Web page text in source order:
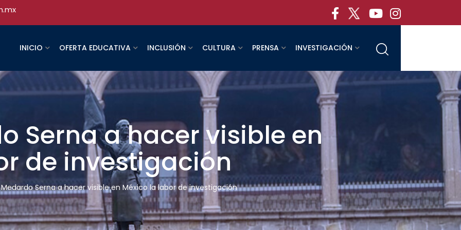
INICIO OFERTA EDUCATIVA INCLUSIÓN CULTURA PRENSA INVESTIGACIÓN
Serna a hacer visible en
de investigación
Serna a hacer visible en México la labor de investigación